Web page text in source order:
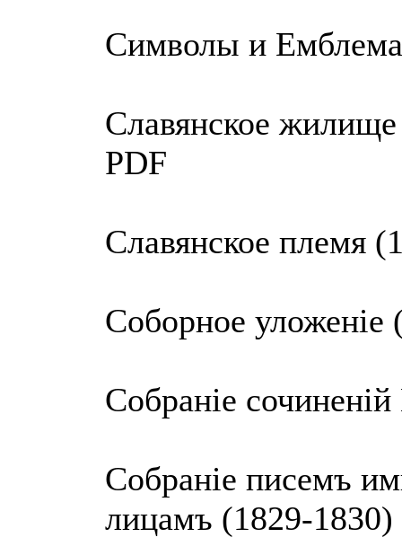
Символы и
Славянское
PDF
Славянское племя
Соборное уложенiе
Собранie
Собранiе писемъ
лицамъ (1829-1830)